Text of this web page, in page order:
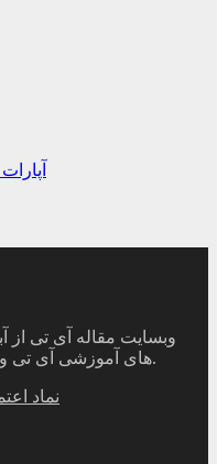
آپارات
های آموزشی آی تی و کامپیوتر شروع به فعالیت کرده است.